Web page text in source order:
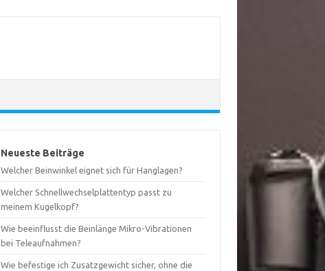
Neueste Beiträge
Welcher Beinwinkel eignet sich für Hanglagen?
Welcher Schnellwechselplattentyp passt zu
meinem Kugelkopf?
Wie beeinflusst die Beinlänge Mikro-Vibrationen
bei Teleaufnahmen?
Wie befestige ich Zusatzgewicht sicher, ohne die